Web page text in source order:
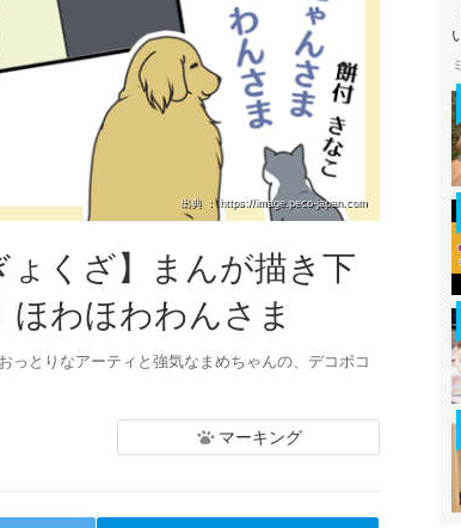
出典 ： https://image.peco-japan.com
ょくざ】まんが描き下
わほわわんさま
っとりなアーティと強気なまめちゃんの、デコボコ
マーキング